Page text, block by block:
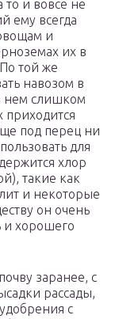
то и вовсе не
ему всегда
и
их в
той же
навозом в
нем слишком
приходится
под перец ни
для
хлор
такие как
и некоторые
он очень
и хорошего
заранее, с
рассады,
с